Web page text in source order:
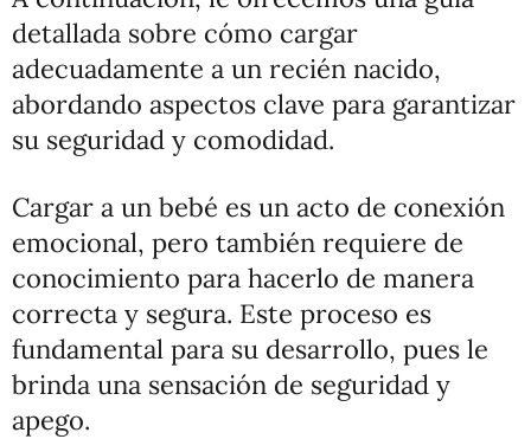
detallada sobre cómo cargar
adecuadamente a un recién nacido,
abordando aspectos clave para garantizar
su seguridad y comodidad.
Cargar a un bebé es un acto de conexión
emocional, pero también requiere de
conocimiento para hacerlo de manera
correcta y segura. Este proceso es
fundamental para su desarrollo, pues le
brinda una sensación de seguridad y
apego.